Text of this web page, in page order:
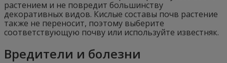
растением и не повредит большинству
декоративных видов. Кислые составы почв растение
также не переносит, поэтому выберите
соответствующую почву или используйте известняк.
Вредители и болезни